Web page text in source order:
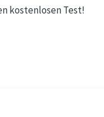
kostenlosen Test!